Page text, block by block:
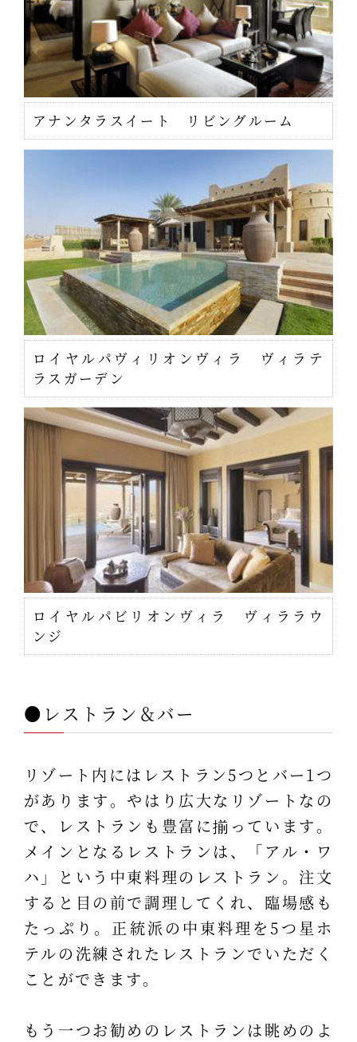
アナンタラスイート リビングルーム
ロイヤルパヴィリオンヴィラ ヴィラテ
ラスガーデン
ロイヤルパビリオンヴィラ ヴィララウ
ンジ
●レストラン＆バー
リゾート内にはレストラン5つとバー1つ
があります。やはり広大なリゾートなの
で、レストランも豊富に揃っています。
メインとなるレストランは、「アル・ワ
ハ」という中東料理のレストラン。注文
すると目の前で調理してくれ、臨場感も
たっぷり。正統派の中東料理を5つ星ホ
テルの洗練されたレストランでいただく
ことができます。
もう一つお勧めのレストランは眺めのよ